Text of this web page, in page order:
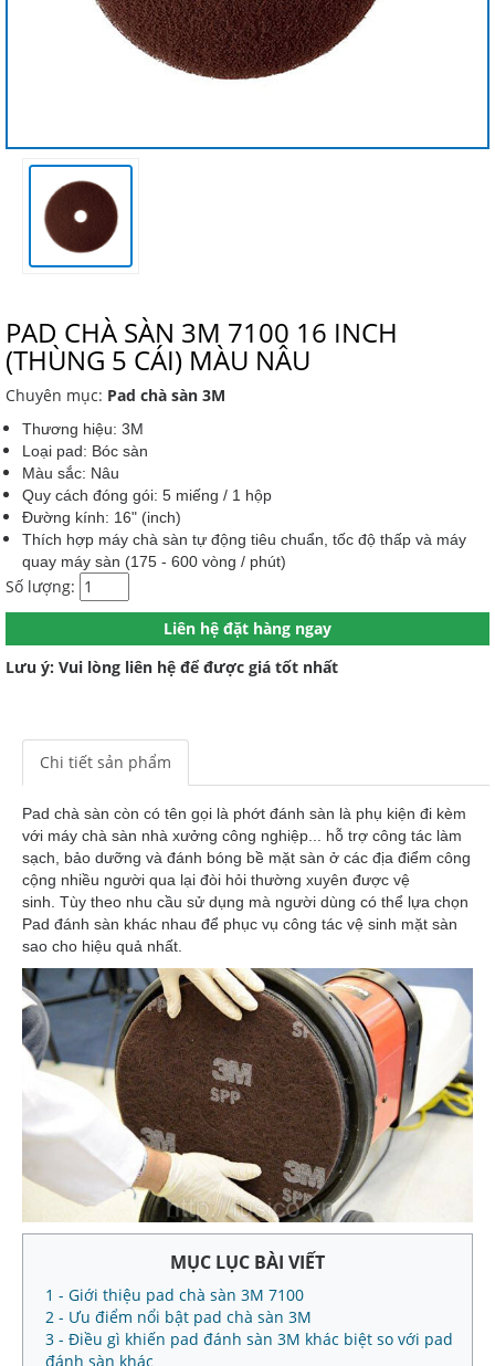
PAD CHÀ SÀN 3M 7100 16 INCH
(THÙNG 5 CÁI) MÀU NÂU
Chuyên mục: Pad chà sàn 3M
Thương hiệu: 3M
Loại pad: Bóc sàn
Màu sắc: Nâu
Quy cách đóng gói: 5 miếng / 1 hộp
Đường kính: 16" (inch)
Thích hợp máy chà sàn tự động tiêu chuẩn, tốc độ thấp và máy
quay máy sàn (175 - 600 vòng / phút)
Số lượng:
Liên hệ đặt hàng ngay
Lưu ý: Vui lòng liên hệ để được giá tốt nhất
Chi tiết sản phẩm
Pad chà sàn còn có tên gọi là phớt đánh sàn là phụ kiện đi kèm
với máy chà sàn nhà xưởng công nghiệp... hỗ trợ công tác làm
sạch, bảo dưỡng và đánh bóng bề mặt sàn ở các địa điểm công
cộng nhiều người qua lại đòi hỏi thường xuyên được vệ
sinh. Tùy theo nhu cầu sử dụng mà người dùng có thể lựa chọn
Pad đánh sàn khác nhau để phục vụ công tác vệ sinh mặt sàn
sao cho hiệu quả nhất.
MỤC LỤC BÀI VIẾT
1 - Giới thiệu pad chà sàn 3M 7100
2 - Ưu điểm nổi bật pad chà sàn 3M
3 - Điều gì khiến pad đánh sàn 3M khác biệt so với pad
đánh sàn khác